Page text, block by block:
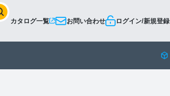
カタログ一覧 お問い合わせ ログイン/新規登録